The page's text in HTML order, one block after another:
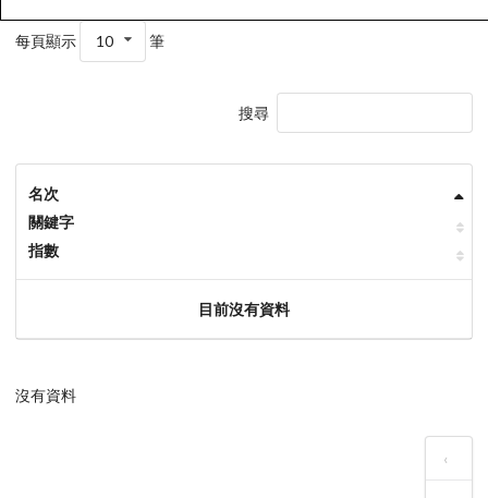
每頁顯示 10 筆
搜尋
名次
關鍵字
指數
目前沒有資料
沒有資料
‹